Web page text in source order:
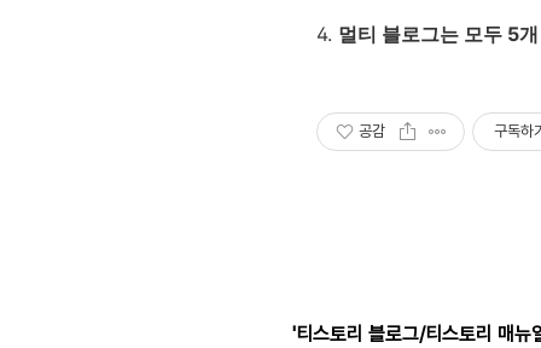
4. 멀티 블로그는 모두 5
공감 구독하기
'티스토리 블로그/티스토리 매뉴